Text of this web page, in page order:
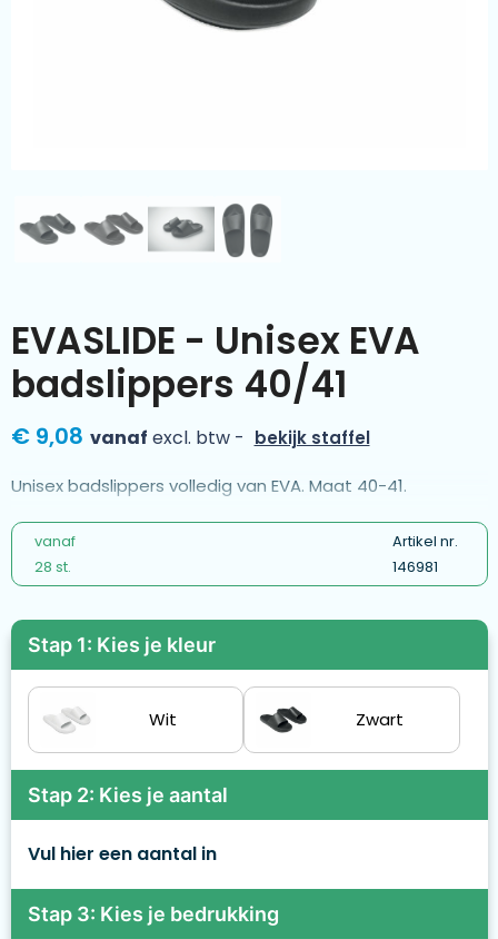
Kleding & textiel
EVASLIDE - Unisex EVA
badslippers 40/41
€ 9,08 vanaf excl. btw - bekijk staffel
Unisex badslippers volledig van EVA. Maat 40-41.
vanaf
28 st.
Artikel nr.
146981
Stap 1: Kies je kleur
Wit Zwart
Stap 2: Kies je aantal
Vul hier een aantal in
Stap 3: Kies je bedrukking